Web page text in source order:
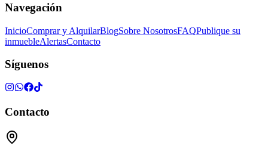
Navegación
InicioComprar y AlquilarBlogSobre NosotrosFAQPublique su
inmuebleAlertasContacto
Síguenos
Contacto